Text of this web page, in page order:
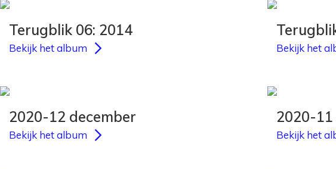
Terugblik 06: 2014
Bekijk het album Bekijk het
2020-12 december
Bekijk het album
2020-
Bekijk het